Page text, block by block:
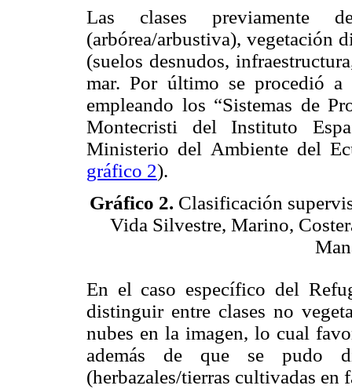
Las clases previamente
(arbórea/arbustiva), vegetación
(suelos desnudos,
mar. Por último se procedió
empleando los “Sistemas de
Montecristi del Instituto
Ministerio del Ambiente del
gráfico 2).
Gráfico 2. Clasificación
Vida Silvestre, Marino,
En el caso específico del
distinguir entre clases no
nubes en la imagen, lo cual
además de que se pudo
(herbazales/tierras cultivadas